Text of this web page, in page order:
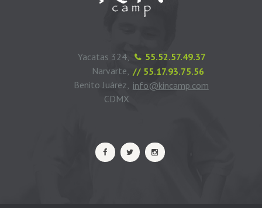
55.52.57.49.37
// 55.17.93.75.56
info@kincamp.com
Yacatas 324,
Narvarte,
Benito Juárez,
CDMX